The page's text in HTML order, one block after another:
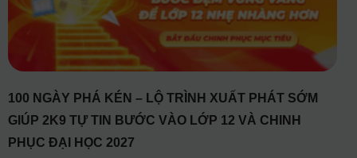
100 NGÀY PHÁ KÉN – LỘ TRÌNH XUẤT PHÁT SỚM
GIÚP 2K9 TỰ TIN BƯỚC VÀO LỚP 12 VÀ CHINH
PHỤC ĐẠI HỌC 2027